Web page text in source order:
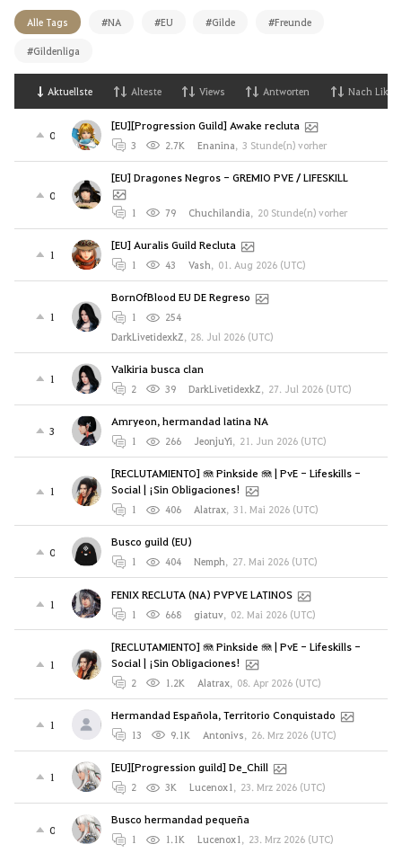
Alle Tags #NA #EU #Gilde #Freunde
#Gildenliga
Aktuellste Alteste Views Antworten Nach Likes
0
[EU][Progression Guild] Awake recluta
3 2.7K Enanina, 3 Stunde(n) vorher
0
[EU] Dragones Negros - GREMIO PVE / LIFESKILL
1 79 Chuchilandia, 20 Stunde(n) vorher
1
[EU] Auralis Guild Recluta
1 43 Vash, 01. Aug 2026 (UTC)
1
BornOfBlood EU DE Regreso
1
254
DarkLivetidexkZ, 28. Jul 2026 (UTC)
1
Valkiria busca clan
2 39 DarkLivetidexkZ, 27. Jul 2026 (UTC)
3
Amryeon, hermandad latina NA
1 266 JeonjuYi, 21. Jun 2026 (UTC)
1
[RECLUTAMIENTO] 🪼 Pinkside 🪼 | PvE - Lifeskills -
Social | ¡Sin Obligaciones!
1 406 Alatrax, 31. Mai 2026 (UTC)
0
Busco guild (EU)
1 404 Nemph, 27. Mai 2026 (UTC)
1
FENIX RECLUTA (NA) PVPVE LATINOS
1 668 giatuv, 02. Mai 2026 (UTC)
1
[RECLUTAMIENTO] 🪼 Pinkside 🪼 | PvE - Lifeskills -
Social | ¡Sin Obligaciones!
2 1.2K Alatrax, 08. Apr 2026 (UTC)
1
Hermandad Española, Territorio Conquistado
13 9.1K Antonivs, 26. Mrz 2026 (UTC)
1
[EU][Progression guild] De_Chill
2 3K Lucenox1, 23. Mrz 2026 (UTC)
0
Busco hermandad pequeña
1 1.1K Lucenox1, 23. Mrz 2026 (UTC)